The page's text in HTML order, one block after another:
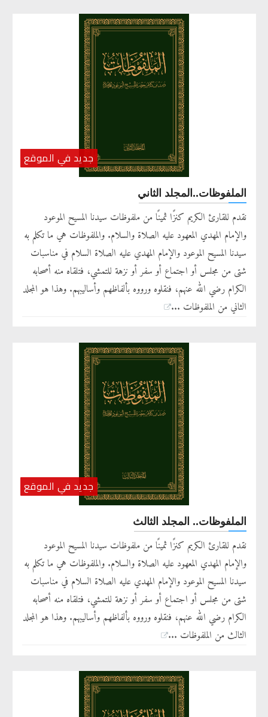
جديد في الموقع
الملفوظات..المجلد الثاني
نقدم للقارئ الكريم كنزًا ثمينًا من ملفوظات سيدنا المسيح الموعود
والإمام المهدي المعهود عليه الصلاة والسلام. والملفوظات هي ما تكلم به
سيدنا المسيح الموعود والإمام المهدي عليه الصلاة السلام في مناسبات
شتى من مجلس أو اجتماع أو سفر أو نزهة للتمشي، فتلقاه منه أصحابه
الكرام رضي الله عنهم، فنقلوه ورووه بألفاظهم وأساليبهم. وهذا هو المجلد
الثاني من الملفوظات ...
جديد في الموقع
الملفوظات.. المجلد الثالث
نقدم للقارئ الكريم كنزًا ثمينًا من ملفوظات سيدنا المسيح الموعود
والإمام المهدي المعهود عليه الصلاة والسلام. والملفوظات هي ما تكلم به
سيدنا المسيح الموعود والإمام المهدي عليه الصلاة السلام في مناسبات
شتى من مجلس أو اجتماع أو سفر أو نزهة للتمشي، فتلقاه منه أصحابه
الكرام رضي الله عنهم، فنقلوه ورووه بألفاظهم وأساليبهم. وهذا هو المجلد
الثالث من الملفوظات ...